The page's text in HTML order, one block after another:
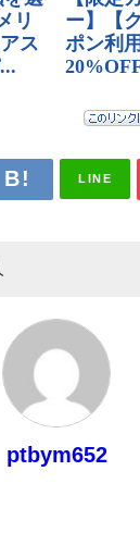
LINE
ptbym652